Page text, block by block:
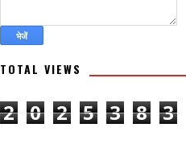
TOTAL VIEWS
2 0 2 5 3 8 3